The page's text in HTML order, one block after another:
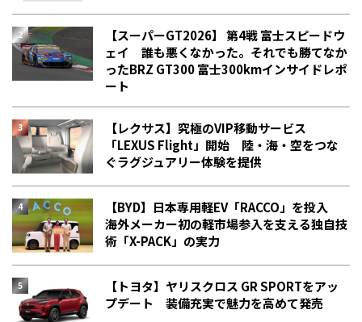
【スーパーGT2026】 第4戦 富士スピードウ
ェイ 誰も悪くなかった。それでも勝てなか
った――BRZ GT300 富士300kmインサイドレポ
ート
【レクサス】究極のVIP移動サービス
「LEXUS Flight」開始 陸・海・空をつな
ぐラグジュアリー体験を提供
【BYD】日本専用軽EV「RACCO」を投入
海外メーカー初の軽市場参入を支える独自技
術「X-PACK」の実力
【トヨタ】ヤリスクロス GR SPORTをアッ
プデート 装備充実で魅力を高めて発売